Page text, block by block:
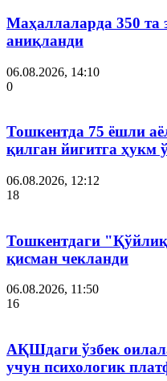
Маҳаллаларда 350 та
аниқланди
06.08.2026, 14:10
0
Тошкентда 75 ёшли
қилган йигитга ҳукм
06.08.2026, 12:12
18
Тошкентдаги
қисман чекланди
06.08.2026, 11:50
16
АҚШдаги ўзбек
учун психологик